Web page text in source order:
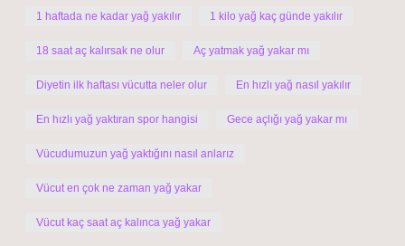
1 haftada ne kadar yağ yakılır 1 kilo yağ kaç günde yakılır
18 saat aç kalırsak ne olur Aç yatmak yağ yakar mı
Diyetin ilk haftası vücutta neler olur En hızlı yağ nasıl yakılır
En hızlı yağ yaktıran spor hangisi Gece açlığı yağ yakar mı
Vücudumuzun yağ yaktığını nasıl anlarız
Vücut en çok ne zaman yağ yakar
Vücut kaç saat aç kalınca yağ yakar